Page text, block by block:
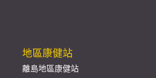
地區康健站
離島地區康健站